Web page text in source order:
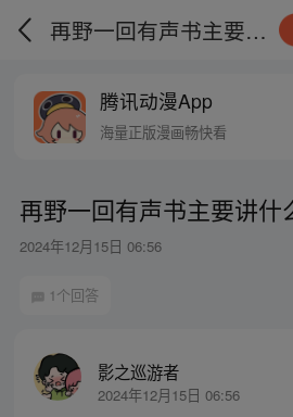
再野一回有声书主要讲什么
腾讯动漫App
海量正版漫画畅快看
再野一回有声书主要讲什
2024年12月15日 06:56
1个回答
影之巡游者
2024年12月15日 06:56